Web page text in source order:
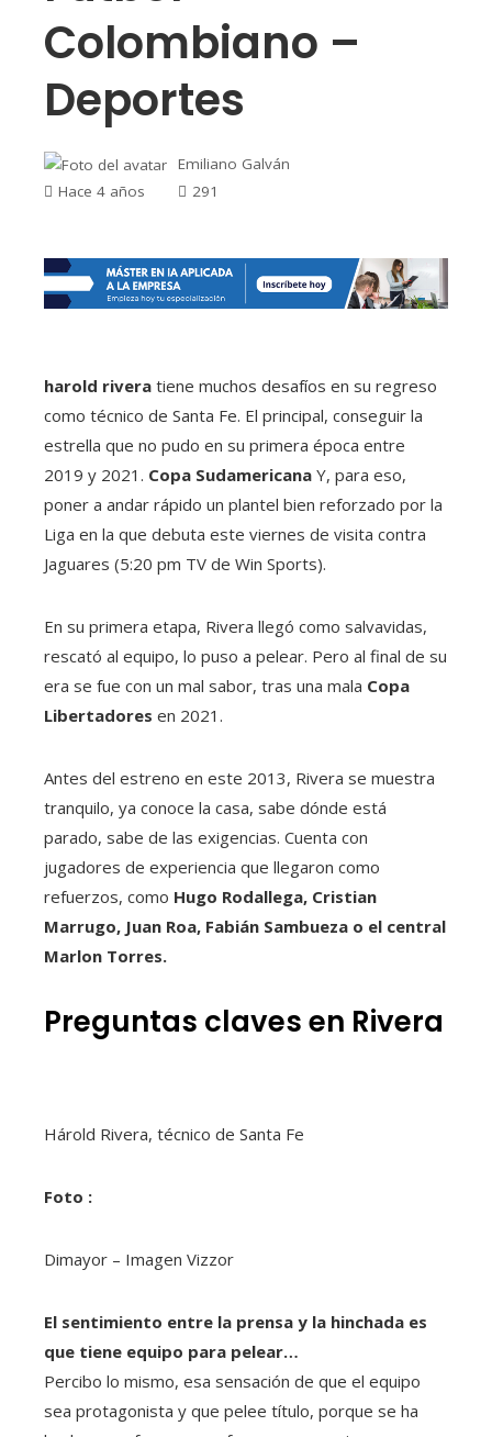
Colombiano –
Deportes
Emiliano Galván
Hace 4 años
291
harold rivera tiene muchos desafíos en su regreso
como técnico de Santa Fe. El principal, conseguir la
estrella que no pudo en su primera época entre
2019 y 2021. Copa Sudamericana Y, para eso,
poner a andar rápido un plantel bien reforzado por la
Liga en la que debuta este viernes de visita contra
Jaguares (5:20 pm TV de Win Sports).
En su primera etapa, Rivera llegó como salvavidas,
rescató al equipo, lo puso a pelear. Pero al final de su
era se fue con un mal sabor, tras una mala Copa
Libertadores en 2021.
Antes del estreno en este 2013, Rivera se muestra
tranquilo, ya conoce la casa, sabe dónde está
parado, sabe de las exigencias. Cuenta con
jugadores de experiencia que llegaron como
refuerzos, como Hugo Rodallega, Cristian
Marrugo, Juan Roa, Fabián Sambueza o el central
Marlon Torres.
Preguntas claves en Rivera
Hárold Rivera, técnico de Santa Fe
Foto :
Dimayor – Imagen Vizzor
El sentimiento entre la prensa y la hinchada es
que tiene equipo para pelear…
Percibo lo mismo, esa sensación de que el equipo
sea protagonista y que pelee título, porque se ha